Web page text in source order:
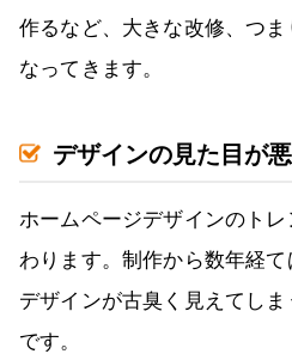
作るなど、大きな改修、つ
なってきます。
デザインの見た目が
ホームページデザインのト
わります。制作から数年経て
デザインが古臭く見えてし
です。